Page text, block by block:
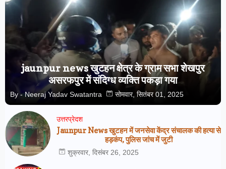
jaunpur news खुटहन क्षेत्र के ग्राम सभा शेखपुर
असरफपुर में संदिग्ध व्यक्ति पकड़ा गया
By - Neeraj Yadav Swatantra सोमवार, सितंबर 01, 2025
उत्तरप्रेदश
Jaunpur News खुटहन में जनसेवा केंद्र संचालक की हत्या से
हड़कंप, पुलिस जांच में जुटी
शुक्रवार, दिसंबर 26, 2025